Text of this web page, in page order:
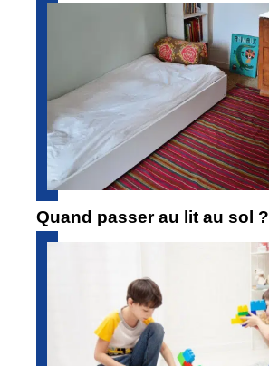
Quand passer au lit au sol ?